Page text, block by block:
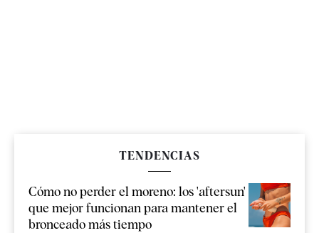
TENDENCIAS
Cómo no perder el moreno: los 'aftersun'
que mejor funcionan para mantener el
bronceado más tiempo